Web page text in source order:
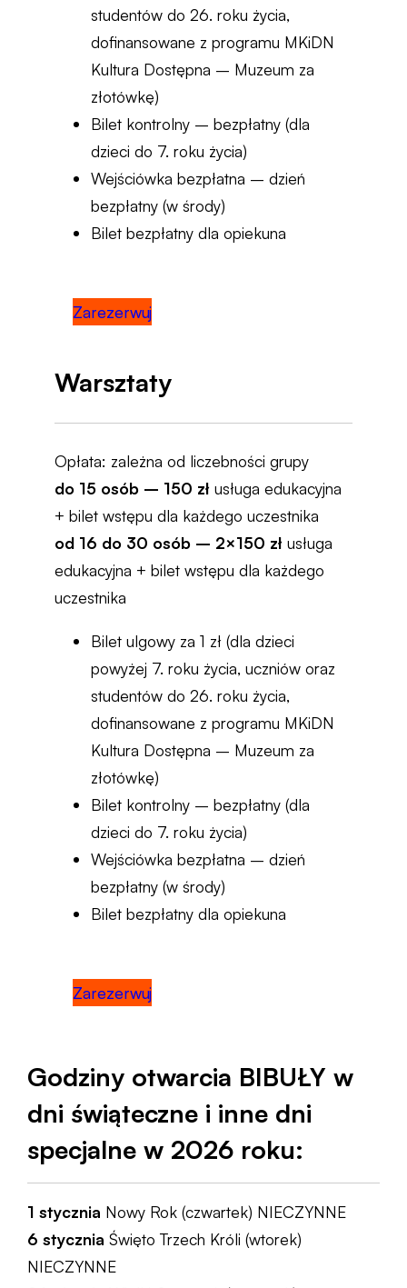
studentów do 26. roku życia,
dofinansowane z programu MKiDN
Kultura Dostępna – Muzeum za
złotówkę)
Bilet kontrolny – bezpłatny (dla
dzieci do 7. roku życia)
Wejściówka bezpłatna – dzień
bezpłatny (w środy)
Bilet bezpłatny dla opiekuna
Zarezerwuj
Warsztaty
Opłata: zależna od liczebności grupy
do 15 osób – 150 zł usługa edukacyjna
+ bilet wstępu dla każdego uczestnika
od 16 do 30 osób – 2×150 zł usługa
edukacyjna + bilet wstępu dla każdego
uczestnika
Bilet ulgowy za 1 zł (dla dzieci
powyżej 7. roku życia, uczniów oraz
studentów do 26. roku życia,
dofinansowane z programu MKiDN
Kultura Dostępna – Muzeum za
złotówkę)
Bilet kontrolny – bezpłatny (dla
dzieci do 7. roku życia)
Wejściówka bezpłatna – dzień
bezpłatny (w środy)
Bilet bezpłatny dla opiekuna
Zarezerwuj
Godziny otwarcia BIBUŁY w
dni świąteczne i inne dni
specjalne w 2026 roku:
1 stycznia Nowy Rok (czwartek) NIECZYNNE
6 stycznia Święto Trzech Króli (wtorek)
NIECZYNNE